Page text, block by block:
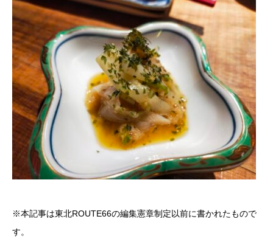
※本記事は東北ROUTE66の編集憲章制定以前に書かれたもので
す。